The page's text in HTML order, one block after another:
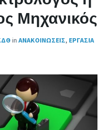
Μηχανικός
in ΑΝΑΚΟΙΝΩΣΕΙΣ, ΕΡΓΑΣΙΑ